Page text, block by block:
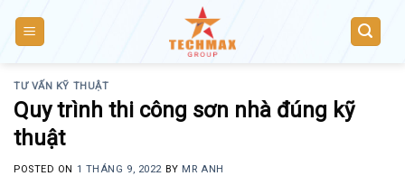
TƯ VẤN KỸ THUẬT
Quy trình thi công sơn nhà đúng kỹ
thuật
POSTED ON 1 THÁNG 9, 2022 BY MR ANH